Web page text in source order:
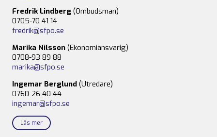
Fredrik Lindberg (Ombudsman)
0705-70 41 14
fredrik@sfpo.se
Marika Nilsson (Ekonomiansvarig)
0708-93 89 88
marika@sfpo.se
Ingemar Berglund (Utredare)
0760-26 40 44
ingemar@sfpo.se
Läs mer